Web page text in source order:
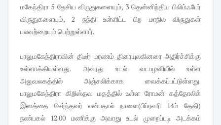
மகேந்திரா 5 தேசிய விருதுகளையும், 3 தென்னிந்திய பிலிம்ஃபேர்
விருதுகளையும், 2 நந்தி உள்ளிட்ட பிற மாநில விருதுகள்
பலவற்றையும் பெற்றுள்ளார்.
பாலுமகேந்திராவின் திடீர் மரணம் திரையுலகினரை அதிர்ச்சிக்கு
உள்ளாக்கியுள்ளது. அவரது உடல் வடபழனியில் உள்ள
அலுவலகத்தில் அஞ்சலிக்காக வைக்கப்பட்டுள்ளது.
பாலுமகேந்திரா கிறிஸ்தவ மதத்தில் உள்ள ரோமன் கத்தோலிக்
இனத்தை சேர்ந்தவர் என்பதால் நாளை(பிப்ரவரி 14ம் தேதி)
நண்பகல் 12.00 மணிக்கு அவரது உடல் முறைப்படி அடக்கம்